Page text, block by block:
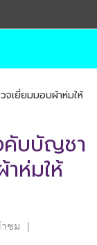
เยี่ยมมอบผ้าห่มให้
คับบัญชา
ห่มให้
ชม |